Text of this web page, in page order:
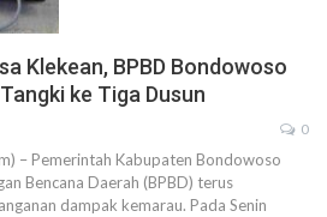
Klekean, BPBD Bondowoso
ke Tiga Dusun
0
– Pemerintah Kabupaten Bondowoso
Bencana Daerah (BPBD) terus
dampak kemarau. Pada Senin